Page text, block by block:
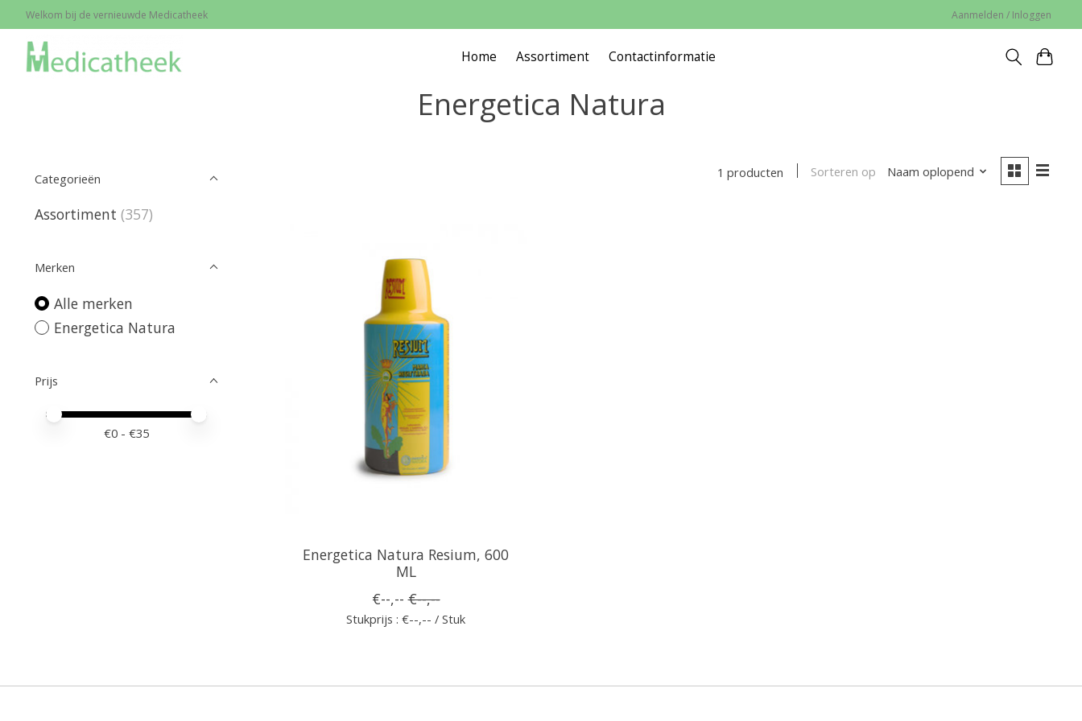
Welkom bij de vernieuwde Medicatheek Aanmelden / Inloggen
Home Assortiment Contactinformatie
Home
Energetica Natura
Categorieën
Assortiment (357)
Merken
Alle merken
Energetica Natura
Prijs
Minimale prijswaarde
Price maximum value
€0 - €35
1 producten Sorteren op Naam oplopend
Energetica Natura Resium, 600
ML
€--,-- €--,--
Stukprijs : €--,-- / Stuk